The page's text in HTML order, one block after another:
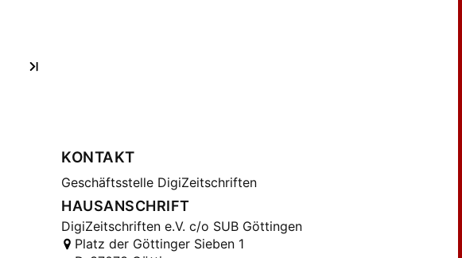
KONTAKT
Geschäftsstelle DigiZeitschriften
HAUSANSCHRIFT
DigiZeitschriften e.V. c/o SUB Göttingen
Platz der Göttinger Sieben 1